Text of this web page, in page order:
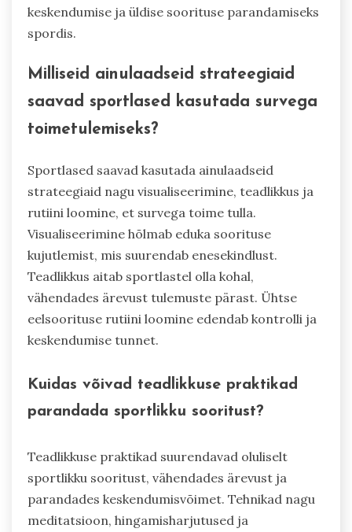
keskendumise ja üldise soorituse parandamiseks
spordis.
Milliseid ainulaadseid strateegiaid
saavad sportlased kasutada survega
toimetulemiseks?
Sportlased saavad kasutada ainulaadseid
strateegiaid nagu visualiseerimine, teadlikkus ja
rutiini loomine, et survega toime tulla.
Visualiseerimine hõlmab eduka soorituse
kujutlemist, mis suurendab enesekindlust.
Teadlikkus aitab sportlastel olla kohal,
vähendades ärevust tulemuste pärast. Ühtse
eelsoorituse rutiini loomine edendab kontrolli ja
keskendumise tunnet.
Kuidas võivad teadlikkuse praktikad
parandada sportlikku sooritust?
Teadlikkuse praktikad suurendavad oluliselt
sportlikku sooritust, vähendades ärevust ja
parandades keskendumisvõimet. Tehnikad nagu
meditatsioon, hingamisharjutused ja